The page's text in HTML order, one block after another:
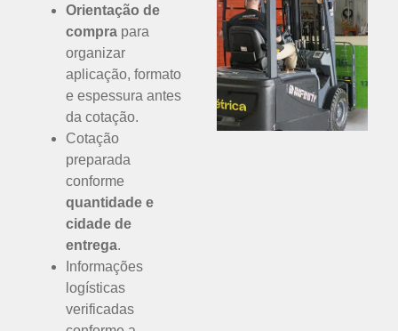
Orientação de
compra para
organizar
aplicação, formato
e espessura antes
da cotação.
Cotação
preparada
conforme
quantidade e
cidade de
entrega.
Informações
logísticas
verificadas